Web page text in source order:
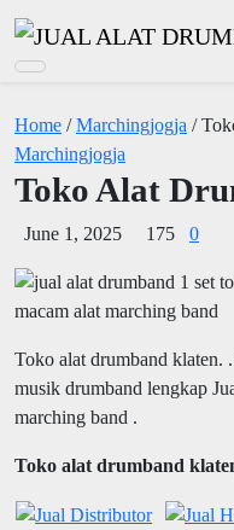
Home /Marchingjogja /
Marchingjogja
Toko Alat
June 1, 2025 175 0
Toko alat drumband klaten.
musik drumband lengkap
marching band .
Toko alat drumband